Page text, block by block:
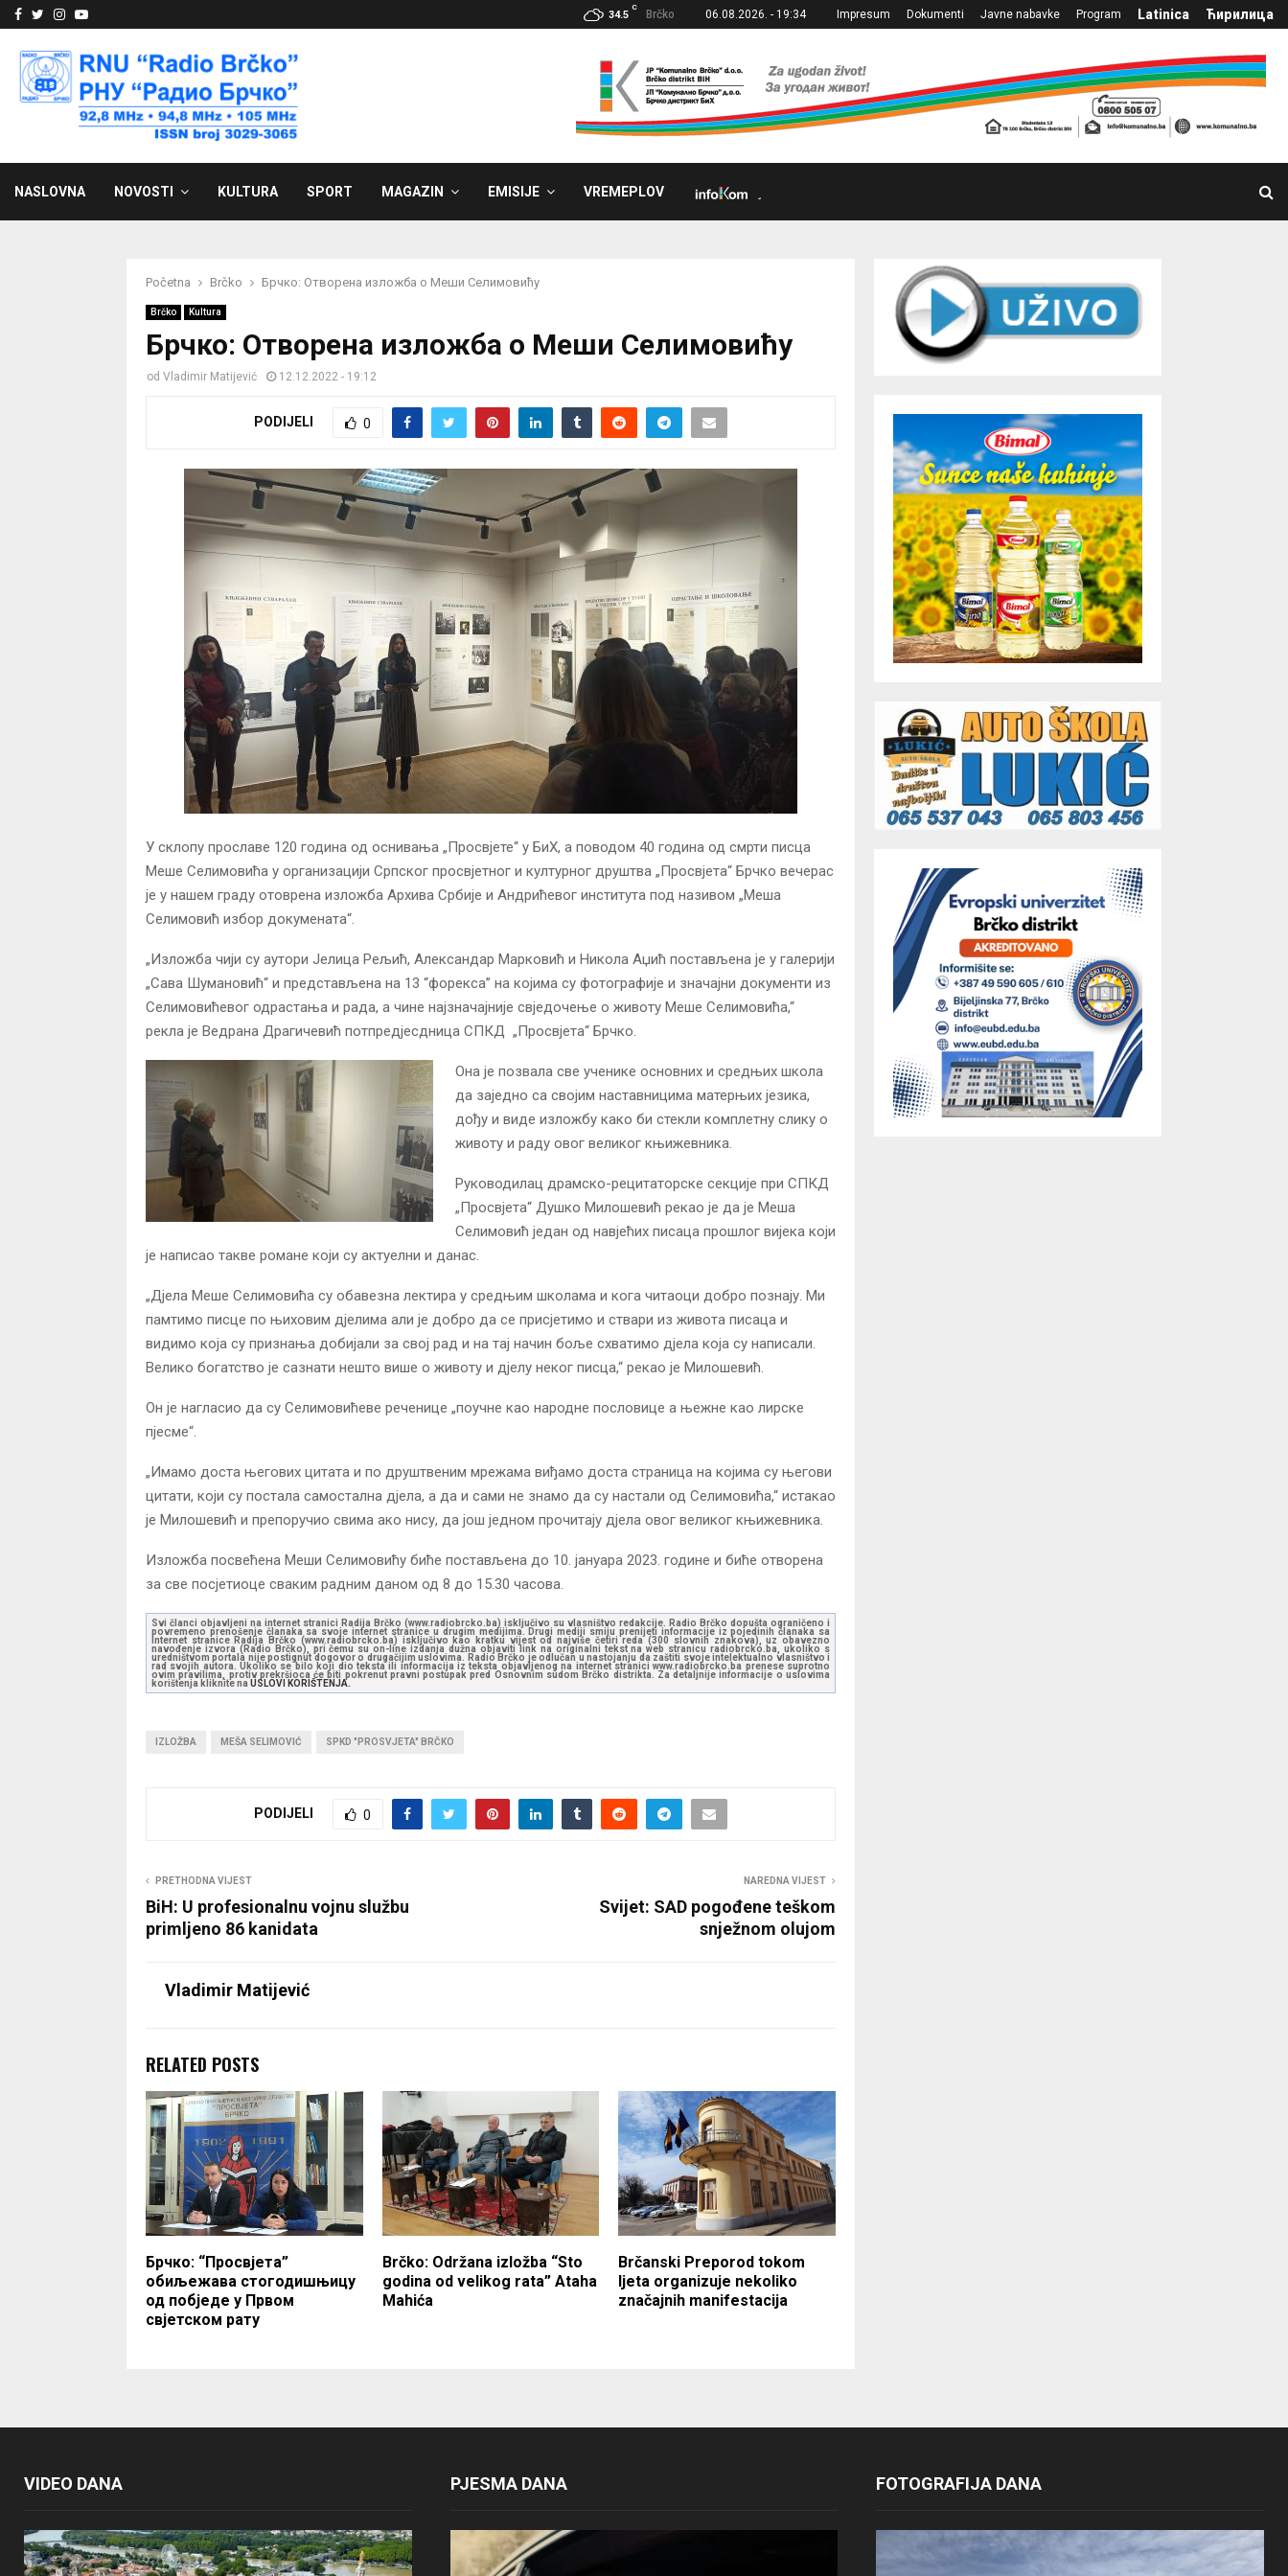
Facebook
Twitter
Instagram
Youtube 34.5
C
Brčko 06.08.2026. - 19:34 Impresum Dokumenti Javne nabavke Program Latinica Ћирилица
NASLOVNA NOVOSTI KULTURA SPORT MAGAZIN EMISIJE VREMEPLOV
Početna Brčko Брчко: Отворена изложба о Меши Селимовићу
Brčko Kultura
Брчко: Отворена изложба о Меши Селимовићу
od Vladimir Matijević 12.12.2022 - 19:12
PODIJELI 0
У склопу прославе 120 година од оснивања „Просвјете“ у БиХ, а поводом 40 година од смрти писца
Меше Селимовића у организацији Српског просвјетног и културног друштва „Просвјета“ Брчко вечерас
jе у нашем граду отоврена изложба Архива Србије и Андрићевог института под називом „Меша
Селимовић избор докумената“.
„Изложба чији су аутори Јелица Рељић, Александар Марковић и Никола Аџић постављена je у галерији
„Сава Шумановић“ и представљена на 13 “форекса” на којима су фотографије и значајни документи из
Селимовићевог одрастања и рада, а чине најзначајније свједочење о животу Меше Селимовића,“
рекла је Ведрана Драгичевић потпредјесдница СПКД „Просвјета“ Брчко.
Она је позвала све ученике основних и средњих школа
да заједно са својим наставницима матерњих језика,
дођу и виде изложбу како би стекли комплетну слику о
животу и раду овог великог књижевника.
Руководилац драмско-рецитаторске секције при СПКД
„Просвјета“ Душко Милошевић рекао је да је Меша
Селимовић један од навјећих писаца прошлог вијека који
је написао такве романе који су актуелни и данас.
„Дјела Меше Селимовића су обавезна лектира у средњим школама и кога читаоци добро познају. Ми
памтимо писце по њиховим дјелима али је добро да се присјетимо и ствари из живота писаца и
видимо која су признања добијали за свој рад и на тај начин боље схватимо дјела која су написали.
Велико богатство је сазнати нешто више о животу и дјелу неког писца,“ рекао је Милошевић.
Он је нагласио да су Селимовићеве реченице „поучне као народне пословице а њежне као лирске
пјесме“.
„Имамо доста његових цитата и по друштвеним мрежама виђамо доста страница на којима су његови
цитати, који су постала самостална дјела, а да и сами не знамо да су настали од Селимовића,“ истакао
је Милошевић и препоручио свима ако нису, да још једном прочитају дјела овог великог књижевника.
Изложба посвећена Меши Селимовићу биће постављена до 10. јануара 2023. године и биће отворена
за све посјетиоце сваким радним даном од 8 до 15.30 часова.
Svi članci objavljeni na internet stranici Radija Brčko (www.radiobrcko.ba) isključivo su vlasništvo redakcije. Radio Brčko dopušta ograničeno i
povremeno prenošenje članaka sa svoje internet stranice u drugim medijima. Drugi mediji smiju prenijeti informacije iz pojedinih članaka sa
Internet stranice Radija Brčko (www.radiobrcko.ba) isključivo kao kratku vijest od najviše četiri reda (300 slovnih znakova), uz obavezno
navođenje izvora (Radio Brčko), pri čemu su on-line izdanja dužna objaviti link na originalni tekst na web stranicu radiobrcko.ba, ukoliko s
uredništvom portala nije postignut dogovor o drugačijim uslovima. Radio Brčko je odlučan u nastojanju da zaštiti svoje intelektualno vlasništvo i
rad svojih autora. Ukoliko se bilo koji dio teksta ili informacija iz teksta objavljenog na internet stranici www.radiobrcko.ba prenese suprotno
ovim pravilima, protiv prekršioca će biti pokrenut pravni postupak pred Osnovnim sudom Brčko distrikta. Za detaljnije informacije o uslovima
korištenja kliknite na USLOVI KORIŠTENJA.
IZLOŽBA MEŠA SELIMOVIĆ SPKD "PROSVJETA" BRČKO
PODIJELI 0
PRETHODNA VIJEST
BiH: U profesionalnu vojnu službu
primljeno 86 kanidata
NAREDNA VIJEST
Svijet: SAD pogođene teškom
snježnom olujom
Vladimir Matijević
RELATED POSTS
Брчко: “Просвјета”
обиљежава стогодишњицу
од побједе у Првом
свјетском рату
Brčko: Održana izložba “Sto
godina od velikog rata” Ataha
Mahića
Brčanski Preporod tokom
ljeta organizuje nekoliko
značajnih manifestacija
VIDEO DANA PJESMA DANA FOTOGRAFIJA DANA